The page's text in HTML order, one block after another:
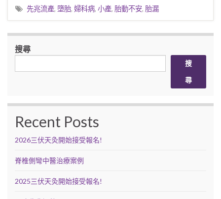
先兆流產, 墮胎, 婦科病, 小產, 胎動不安, 胎漏
搜尋
搜
尋
Recent Posts
2026三伏天灸開始接受報名!
脊椎側彎中醫治療案例
2025三伏天灸開始接受報名!